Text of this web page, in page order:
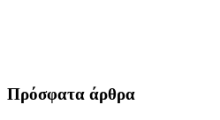
Πρόσφατα άρθρα